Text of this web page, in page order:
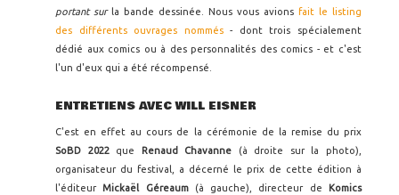
portant sur la bande dessinée. Nous vous avions fait le listing
des différents ouvrages nommés- dont trois spécialement
dédié aux comics ou à des personnalités des comics - et c'est
l'un d'eux qui a été récompensé.
ENTRETIENS AVEC WILL EISNER
C'est en effet au cours de la cérémonie de la remise du prix
SoBD 2022 que Renaud Chavanne (à droite sur la photo),
organisateur du festival, a décerné le prix de cette édition à
l'éditeurMickaël Géreaum (à gauche), directeur de
Komics